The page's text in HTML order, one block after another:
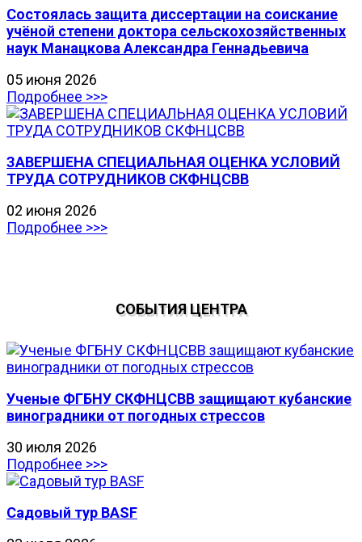
Состоялась защита диссертации на соискание
учёной степени доктора сельскохозяйственных
наук Манацкова Александра Геннадьевича
05 июня 2026
Подробнее >>>
ЗАВЕРШЕНА СПЕЦИАЛЬНАЯ ОЦЕНКА УСЛОВИЙ
ТРУДА СОТРУДНИКОВ СКФНЦСВВ
02 июня 2026
Подробнее >>>
СОБЫТИЯ ЦЕНТРА
Ученые ФГБНУ СКФНЦСВВ защищают кубанские
виноградники от погодных стрессов
30 июля 2026
Подробнее >>>
Садовый тур BASF